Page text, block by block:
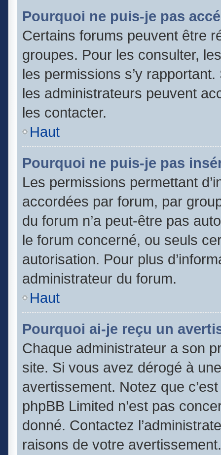
Pourquoi ne puis-je pas
Certains forums peuvent être
groupes. Pour les consulter,
les permissions s’y
les administrateurs peuvent
les contacter.
Haut
Pourquoi ne puis-je pas
Les permissions permettant
accordées par forum, par
du forum n’a peut-être pas
le forum concerné, ou seuls
autorisation. Pour plus
administrateur du forum.
Haut
Pourquoi ai-je reçu un
Chaque administrateur a son
site. Si vous avez dérogé à
avertissement. Notez que
phpBB Limited n’est pas
donné. Contactez
raisons de votre avertissement.